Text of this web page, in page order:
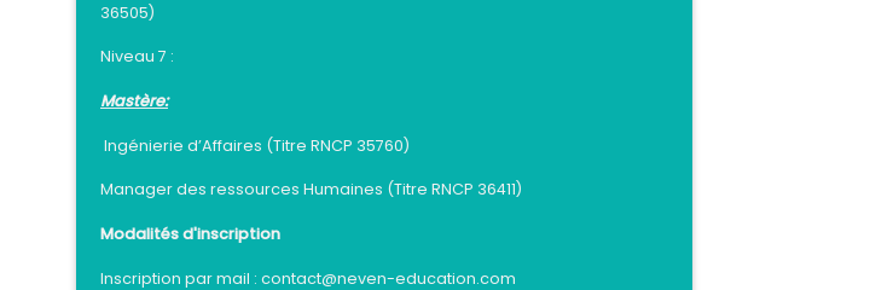
36505)
Niveau 7 :
Mastère:
Ingénierie d’Affaires (Titre RNCP 35760)
Manager des ressources Humaines (Titre RNCP 36411)
Modalités d'inscription
Inscription par mail : contact@neven-education.com